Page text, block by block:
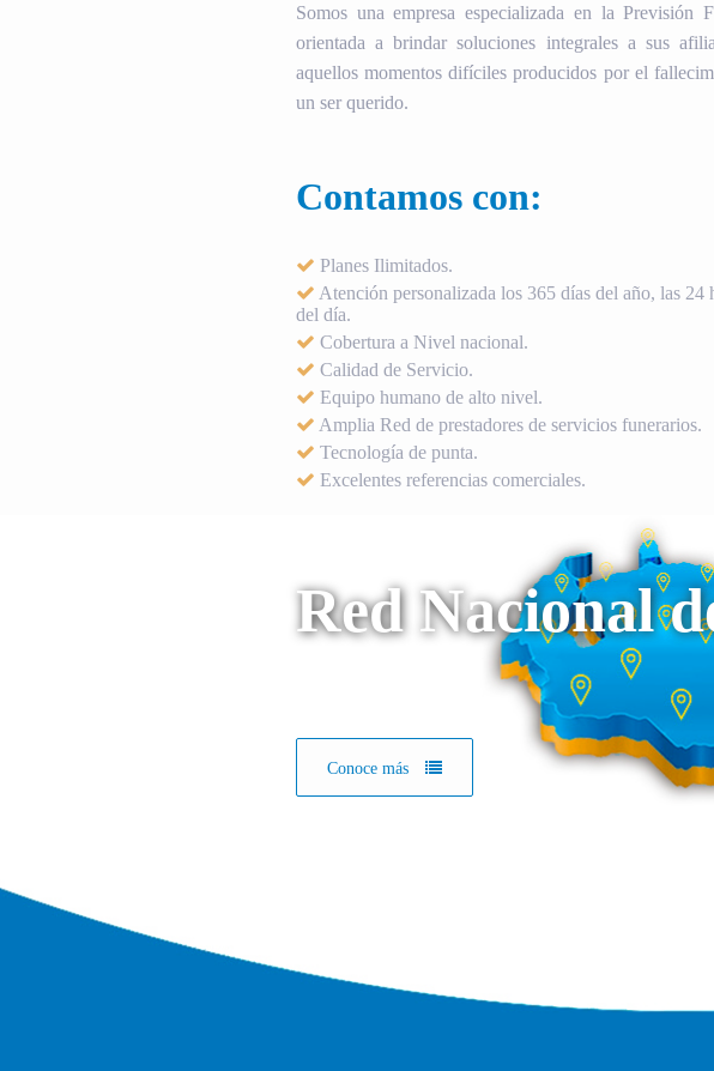
Somos una empresa especializada en la Previsión
orientada a brindar soluciones integrales a sus
aquellos momentos difíciles producidos por el
un ser querido.
Contamos con:
Planes Ilimitados.
Atención personalizada los 365 días del año, las 24
del día.
Cobertura a Nivel nacional.
Calidad de Servicio.
Equipo humano de alto nivel.
Amplia Red de prestadores de servicios funerarios.
Tecnología de punta.
Excelentes referencias comerciales.
Red Nacional
Conoce más